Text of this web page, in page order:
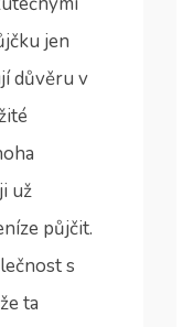
jen
důvěru v
už
půjčit.
s
ta